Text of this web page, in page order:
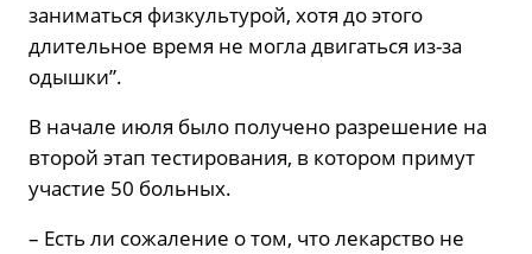
заниматься физкультурой, хотя до этого
длительное время не могла двигаться из-за
одышки”.
В начале июля было получено разрешение на
второй этап тестирования, в котором примут
участие 50 больных.
– Есть ли сожаление о том, что лекарство не